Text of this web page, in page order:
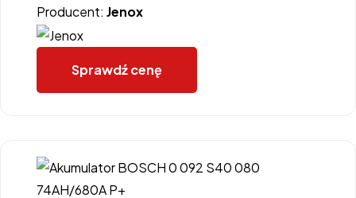
Producent: Jenox
Sprawdź cenę